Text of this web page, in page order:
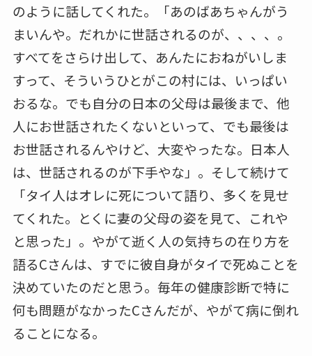
のように話してくれた。「あのばあちゃんがう
まいんや。だれかに世話されるのが、、、、。
すべてをさらけ出して、あんたにおねがいしま
すって、そういうひとがこの村には、いっぱい
おるな。でも自分の日本の父母は最後まで、他
人にお世話されたくないといって、でも最後は
お世話されるんやけど、大変やったな。日本人
は、世話されるのが下手やな」。そして続けて
「タイ人はオレに死について語り、多くを見せ
てくれた。とくに妻の父母の姿を見て、これや
と思った」。やがて逝く人の気持ちの在り方を
語るCさんは、すでに彼自身がタイで死ぬことを
決めていたのだと思う。毎年の健康診断で特に
何も問題がなかったCさんだが、やがて病に倒れ
ることになる。